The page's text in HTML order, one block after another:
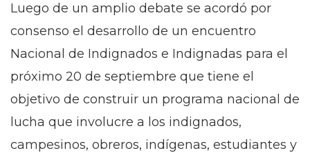
Luego de un amplio debate se acordó por
consenso el desarrollo de un encuentro
Nacional de Indignados e Indignadas para el
próximo 20 de septiembre que tiene el
objetivo de construir un programa nacional de
lucha que involucre a los indignados,
campesinos, obreros, indígenas, estudiantes y